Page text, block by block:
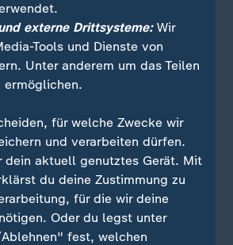
darum zu klären, wo es
und wo es Streitpunkte gibt,
sollte man sich nicht
in den Diskussionen.
und Bundesfinanzminister (SPD)
externe Drittsysteme:Wir
Tools und Dienste von
Unter anderem um das Teilen
für welche Zwecke wir
und verarbeiten dürfen.
dein aktuell genutztes Gerät. Mit
du deine Zustimmung zu
für die wir deine
Oder du legst unter
fest, welchen